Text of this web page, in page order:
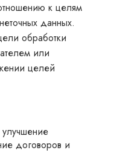
к целям
данных.
обработки
или
целей
договоров и